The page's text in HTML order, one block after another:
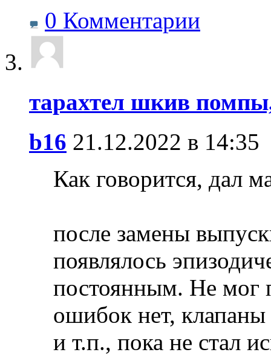
0 Комментарии
тарахтел шкив
b16 21.12.2022 в 14:35
Как говорится, дал
после замены
появлялось
постоянным. Не мог
ошибок нет,
и т.п., пока не стал